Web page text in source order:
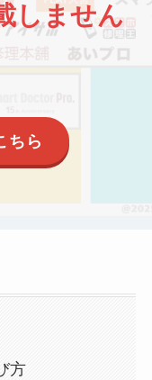
しません
ちら
方